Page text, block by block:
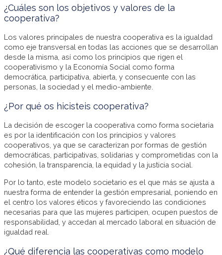
¿Cuáles son los objetivos y valores de la
cooperativa?
Los valores principales de nuestra cooperativa es la igualdad
como eje transversal en todas las acciones que se desarrollan
desde la misma, así como los principios que rigen el
cooperativismo y la Economía Social como forma
democrática, participativa, abierta, y consecuente con las
personas, la sociedad y el medio-ambiente.
¿Por qué os hicisteis cooperativa?
La decisión de escoger la cooperativa como forma societaria
es por la identificación con los principios y valores
cooperativos, ya que se caracterizan por formas de gestión
democráticas, participativas, solidarias y comprometidas con la
cohesión, la transparencia, la equidad y la justicia social.
Por lo tanto, este modelo societario es el que más se ajusta a
nuestra forma de entender la gestión empresarial, poniendo en
el centro los valores éticos y favoreciendo las condiciones
necesarias para que las mujeres participen, ocupen puestos de
responsabilidad, y accedan al mercado laboral en situación de
igualdad real.
¿Qué diferencia las cooperativas como modelo